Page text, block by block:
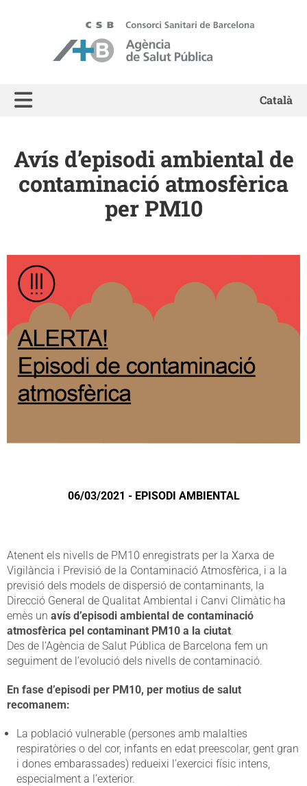
ASPB - Agència de Salut Pública de Barcelona
Català
Avís d’episodi ambiental de
contaminació atmosfèrica
per PM10
06/03/2021 - EPISODI AMBIENTAL
Atenent els nivells de PM10 enregistrats per la Xarxa de
Vigilància i Previsió de la Contaminació Atmosfèrica, i a la
previsió dels models de dispersió de contaminants, la
Direcció General de Qualitat Ambiental i Canvi Climàtic ha
emès un avís d’episodi ambiental de contaminació
atmosfèrica pel contaminant PM10 a la ciutat.
Des de l’Agència de Salut Pública de Barcelona fem un
seguiment de l’evolució dels nivells de contaminació.
En fase d’episodi per PM10, per motius de salut
recomanem:
La població vulnerable (persones amb malalties
respiratòries o del cor, infants en edat preescolar, gent gran
i dones embarassades) redueixi l’exercici físic intens,
especialment a l’exterior.